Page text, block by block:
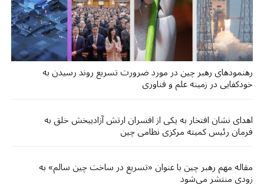
رهنمودهای رهبر چین در مورد ضرورت تسریع روند رسیدن به
خودکفایی در زمینه علم و فناوری
اهدای نشان افتخار به یکی از افسران ارتش آزادیبخش خلق به
فرمان رئیس کمیته مرکزی نظامی چین
مقاله مهم رهبر چین با عنوان «تسریع در ساخت چین سالم» به
زودی منتشر می‌شود